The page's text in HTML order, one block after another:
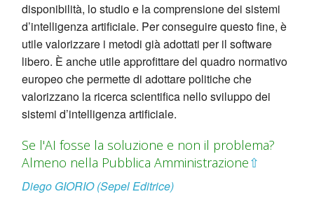
disponibilità, lo studio e la comprensione dei sistemi
d’intelligenza artificiale. Per conseguire questo fine, è
utile valorizzare i metodi già adottati per il software
libero. È anche utile approfittare del quadro normativo
europeo che permette di adottare politiche che
valorizzano la ricerca scientifica nello sviluppo dei
sistemi d’intelligenza artificiale.
Se l'AI fosse la soluzione e non il problema?
Almeno nella Pubblica Amministrazione⇧
Diego GIORIO (Sepel Editrice)